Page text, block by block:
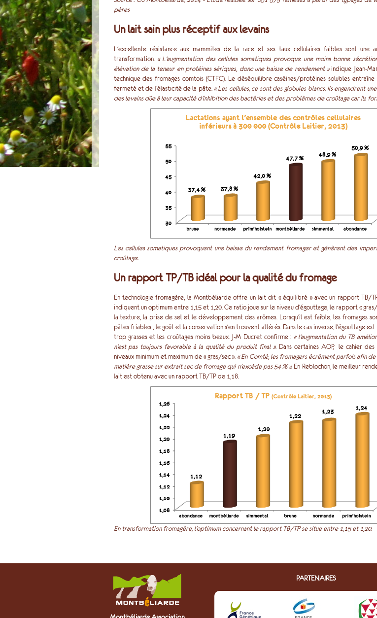
pères
Un lait sain plus réceptif aux levains
L’excellente résistance aux mammites de la race et ses taux cellulaires faibles sont une
transformation. « L’augmentation des cellules somatiques provoque une moins bonne
élévation de la teneur en protéines sériques, donc une baisse de rendement »indique Jean-
technique des fromages comtois (CTFC). Le déséquilibre caséines/protéines solubles
fermeté et de l’élasticité de la pâte. « Les cellules, ce sont des globules blancs. Ils engendrent
des levains dûe à leur capacité d’inhibition des bactéries et des problèmes de croûtage car ils
Les cellules somatiques provoquent une baisse du rendement fromager et génèrent des
croûtage.
Un rapport TP/TB idéal pour la qualité du fromage
En technologie fromagère, la Montbéliarde offre un lait dit « équilibré » avec un rapport TB/
indiquent un optimum entre 1,15 et 1,20. Ce ratio joue sur le niveau d’égouttage, le rapport «
la texture, la prise de sel et le développement des arômes. Lorsqu’il est faible, les fromages
pâtes friables ; le goût et la conservation s’en trouvent altérés. Dans le cas inverse, l’égouttage
trop grasses et les croûtages moins beaux. J-M Ducret confirme : « l’augmentation du TB
n’est pas toujours favorable à la qualité du produit final ». Dans certaines AOP, le cahier des
niveaux minimum et maximum de « gras/sec ». « En Comté, les fromagers écrèment parfois afin
matière grasse sur extrait sec de fromage qui n’excède pas 54 % ». En Reblochon, le meilleur
lait est obtenu avec un rapport TB/TP de 1,18.
En transformation fromagère, l’optimum concernant le rapport TB/TP se situe entre 1,15 et 1,20.
PARTENAIRES